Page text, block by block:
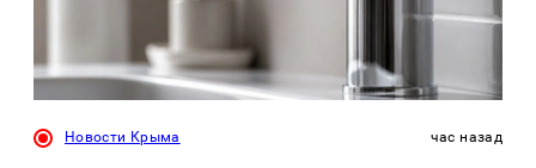
Новости Крыма час назад